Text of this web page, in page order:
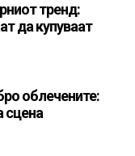
тренд:
да купуваат
облечените:
сцена